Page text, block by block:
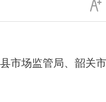
市场监管局、韶关